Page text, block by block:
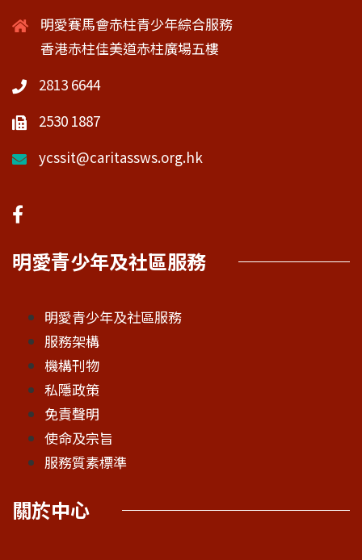
明愛賽馬會赤柱青少年綜合服務
香港赤柱佳美道赤柱廣場五樓
2813 6644
2530 1887
ycssit@caritassws.org.hk
明愛青少年及社區服務
明愛青少年及社區服務
服務架構
機構刊物
私隱政策
免責聲明
使命及宗旨
服務質素標準
關於中心